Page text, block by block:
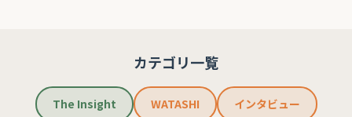
カテゴリ一覧
The Insight WATASHI インタビュー